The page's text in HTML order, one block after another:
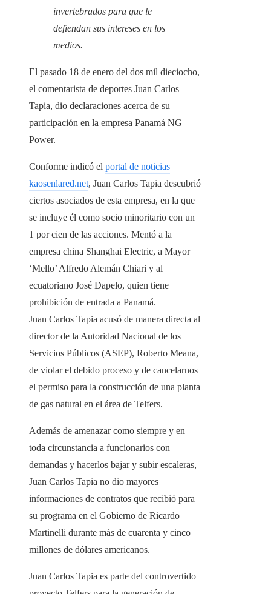
invertebrados para que le
defiendan sus intereses en los
medios.
El pasado 18 de enero del dos mil dieciocho,
el comentarista de deportes Juan Carlos
Tapia, dio declaraciones acerca de su
participación en la empresa Panamá NG
Power.
Conforme indicó el portal de noticias
kaosenlared.net, Juan Carlos Tapia descubrió
ciertos asociados de esta empresa, en la que
se incluye él como socio minoritario con un
1 por cien de las acciones. Mentó a la
empresa china Shanghai Electric, a Mayor
‘Mello’ Alfredo Alemán Chiari y al
ecuatoriano José Dapelo, quien tiene
prohibición de entrada a Panamá.
Juan Carlos Tapia acusó de manera directa al
director de la Autoridad Nacional de los
Servicios Públicos (ASEP), Roberto Meana,
de violar el debido proceso y de cancelarnos
el permiso para la construcción de una planta
de gas natural en el área de Telfers.
Además de amenazar como siempre y en
toda circunstancia a funcionarios con
demandas y hacerlos bajar y subir escaleras,
Juan Carlos Tapia no dio mayores
informaciones de contratos que recibió para
su programa en el Gobierno de Ricardo
Martinelli durante más de cuarenta y cinco
millones de dólares americanos.
Juan Carlos Tapia es parte del controvertido